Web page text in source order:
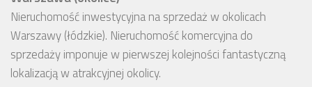
Nieruchomość inwestycyjna na sprzedaż w okolicach
Warszawy (łódzkie). Nieruchomość komercyjna do
sprzedaży imponuje w pierwszej kolejności fantastyczną
lokalizacją w atrakcyjnej okolicy.